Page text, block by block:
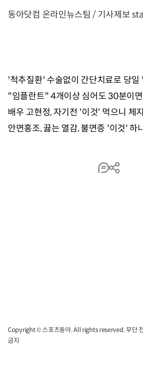
동아닷컴 온라인뉴스팀 / 기사제보
Copyright © 스포츠동아. All rights reserved. 무단
금지